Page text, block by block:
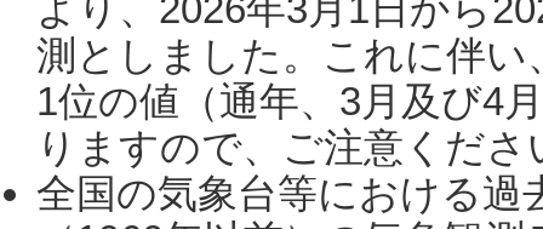
測としました。これに伴い
1位の値（通年、3月及び4
りますので、ご注意くだ
全国の気象台等における過